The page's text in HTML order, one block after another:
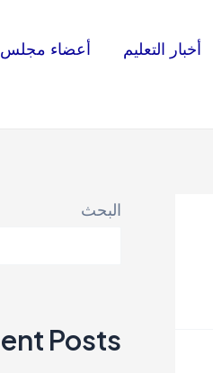
أخبار التعليم أعضاء مجلس
البحث
Posts